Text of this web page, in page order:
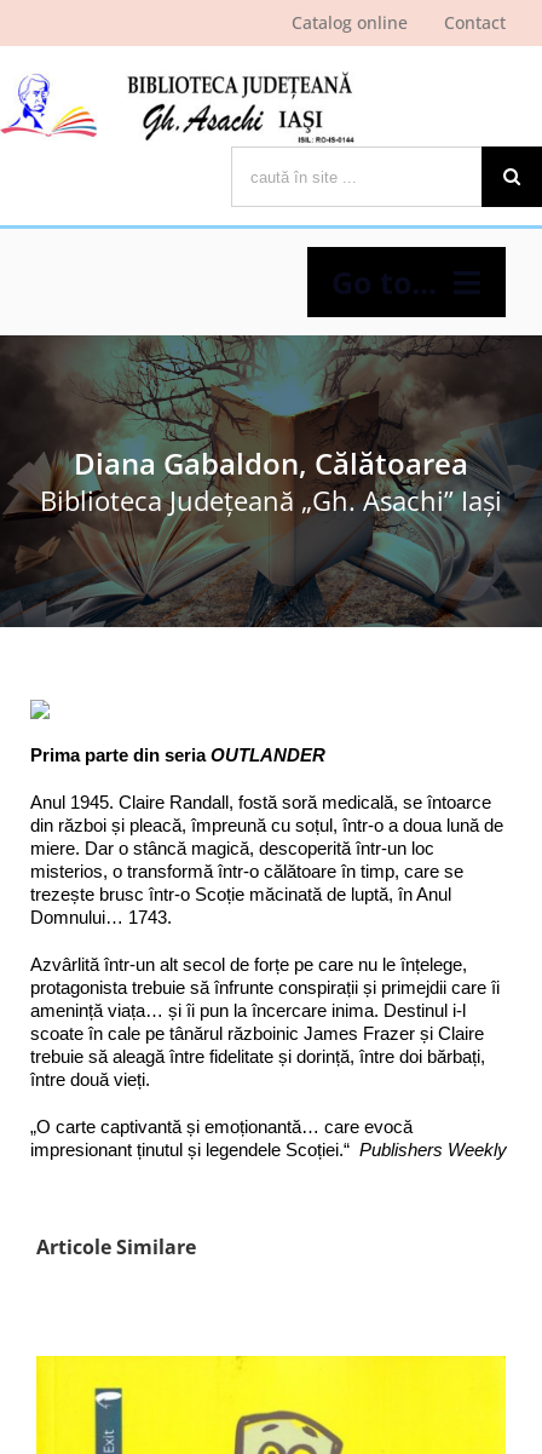
Catalog online Contact
Go to...
Despre bibliotecă
Pagina cititorului
Ştiri şi evenimente
Programe şi proiecte
Diana Gabaldon, Călătoarea
Biblioteca Judeţeană „Gh. Asachi” Iaşi
Prima parte din seriaOUTLANDER
Anul 1945. Claire Randall, fostă soră medicală, se întoarce
din război și pleacă, împreună cu soțul, într-o a doua lună de
miere. Dar o stâncă magică, descoperită într-un loc
misterios, o transformă într-o călătoare în timp, care se
trezește brusc într-o Scoție măcinată de luptă, în Anul
Domnului… 1743.
Azvârlită într-un alt secol de forțe pe care nu le înțelege,
protagonista trebuie să înfrunte conspirații și primejdii care îi
amenință viața… și îi pun la încercare inima. Destinul i-l
scoate în cale pe tânărul războinic James Frazer și Claire
trebuie să aleagă între fidelitate și dorință, între doi bărbați,
între două vieți.
„O carte captivantă și emoționantă… care evocă
impresionant ținutul și legendele Scoției.“ Publishers Weekly
Articole Similare